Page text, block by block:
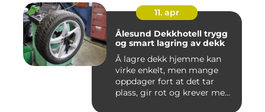
11. apr
Ålesund Dekkhotell trygg
og smart lagring av dekk
Å lagre dekk hjemme kan
virke enkelt, men mange
oppdager fort at det tar
plass, gir rot og krever me...